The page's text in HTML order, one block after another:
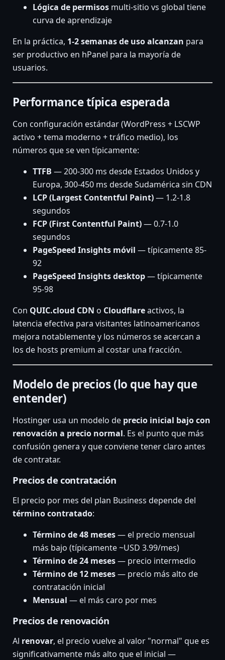
Lógica de permisos multi-sitio vs global tiene
curva de aprendizaje
En la práctica, 1-2 semanas de uso alcanzan para
ser productivo en hPanel para la mayoría de
usuarios.
Performance típica esperada
Con configuración estándar (WordPress + LSCWP
activo + tema moderno + tráfico medio), los
números que se ven típicamente:
TTFB — 200-300 ms desde Estados Unidos y
Europa, 300-450 ms desde Sudamérica sin CDN
LCP (Largest Contentful Paint)— 1.2-1.8
segundos
FCP (First Contentful Paint)— 0.7-1.0
segundos
PageSpeed Insights móvil — típicamente 85-
92
PageSpeed Insights desktop— típicamente
95-98
Con QUIC.cloud CDN o Cloudflareactivos, la
latencia efectiva para visitantes latinoamericanos
mejora notablemente y los números se acercan a
los de hosts premium al costar una fracción.
Modelo de precios (lo que hay que
entender)
Hostinger usa un modelo de precio inicial bajo con
renovación a precio normal. Es el punto que más
confusión genera y que conviene tener claro antes
de contratar.
Precios de contratación
El precio por mes del plan Business depende del
término contratado:
Término de 48 meses— el precio mensual
más bajo (típicamente ~USD 3.99/mes)
Término de 24 meses— precio intermedio
Término de 12 meses— precio más alto de
contratación inicial
Mensual — el más caro por mes
Precios de renovación
Al renovar, el precio vuelve al valor "normal" que es
significativamente más alto que el inicial —